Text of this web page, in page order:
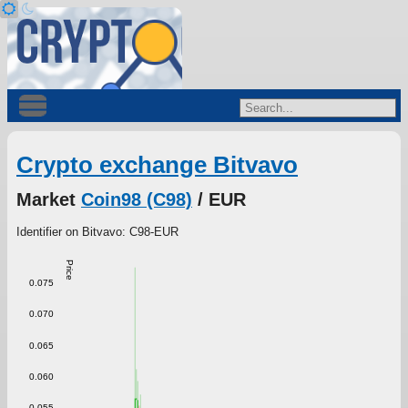
Crypto exchange Bitvavo
Market Coin98 (C98) / EUR
Identifier on Bitvavo: C98-EUR
Price
0.060
0.065
0.070
0.075